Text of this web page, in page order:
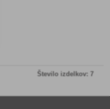
Število izdelkov: 7